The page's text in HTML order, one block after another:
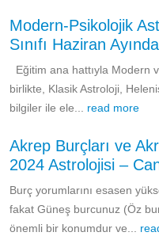
Modern-Psikolojik
Sınıfı Haziran
Eğitim ana hattıyla Modern
birlikte, Klasik Astroloji,
bilgiler ile ele... read more
Akrep Burçları ve
2024 Astrolojisi –
Burç yorumlarını esasen
fakat Güneş burcunuz (Öz
önemli bir konumdur ve...